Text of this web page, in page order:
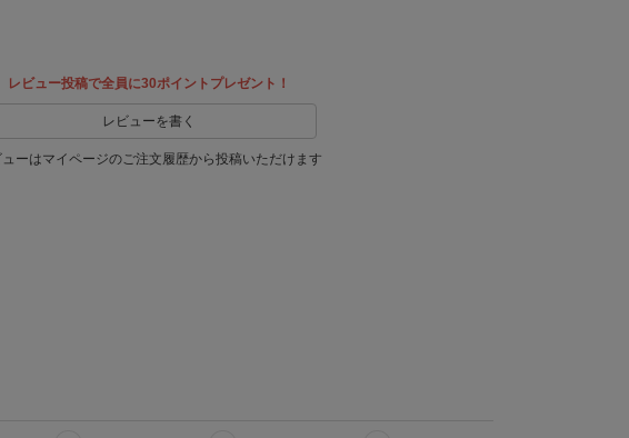
レビュー投稿で全員に30ポイントプレゼント！
レビューを書く
ューはマイページのご注文履歴から投稿いただけます